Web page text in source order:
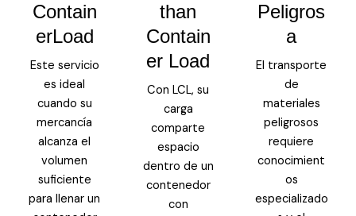
Contain
erLoad
Este servicio
es ideal
cuando su
mercancía
alcanza el
volumen
suficiente
para llenar un
than
Contain
er Load
Con LCL, su
carga
comparte
espacio
dentro de un
contenedor
con
Peligros
a
El transporte
de
materiales
peligrosos
requiere
conocimient
os
especializado